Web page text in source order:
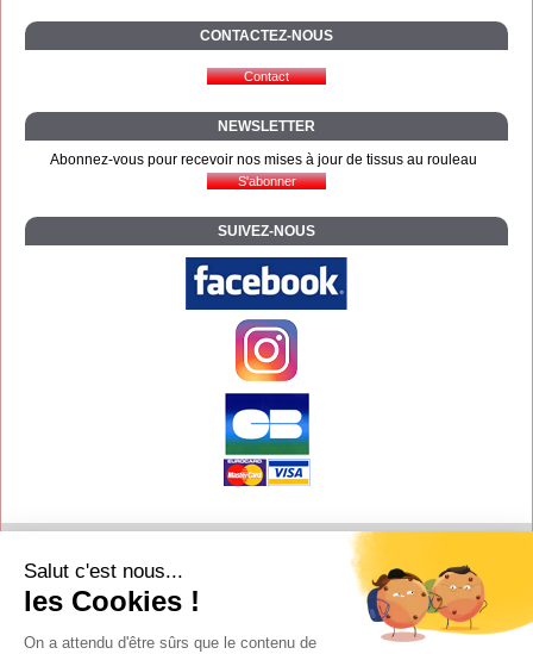
CONTACTEZ-NOUS
NEWSLETTER
Abonnez-vous pour recevoir nos mises à jour de tissus au rouleau
SUIVEZ-NOUS
Salut c'est nous...
les Cookies !
On a attendu d'être sûrs que le contenu de